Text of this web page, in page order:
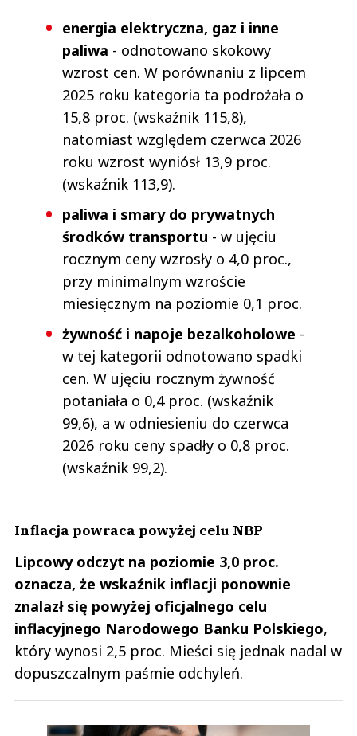
energia elektryczna, gaz i inne
paliwa - odnotowano skokowy
wzrost cen. W porównaniu z lipcem
2025 roku kategoria ta podrożała o
15,8 proc. (wskaźnik 115,8),
natomiast względem czerwca 2026
roku wzrost wyniósł 13,9 proc.
(wskaźnik 113,9).
paliwa i smary do prywatnych
środków transportu - w ujęciu
rocznym ceny wzrosły o 4,0 proc.,
przy minimalnym wzroście
miesięcznym na poziomie 0,1 proc.
żywność i napoje bezalkoholowe -
w tej kategorii odnotowano spadki
cen. W ujęciu rocznym żywność
potaniała o 0,4 proc. (wskaźnik
99,6), a w odniesieniu do czerwca
2026 roku ceny spadły o 0,8 proc.
(wskaźnik 99,2).
Inflacja powraca powyżej celu NBP
Lipcowy odczyt na poziomie 3,0 proc.
oznacza, że wskaźnik inflacji ponownie
znalazł się powyżej oficjalnego celu
inflacyjnego Narodowego Banku Polskiego,
który wynosi 2,5 proc. Mieści się jednak nadal w
dopuszczalnym paśmie odchyleń.